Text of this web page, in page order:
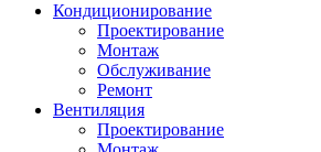
Кондиционирование
Проектирование
Монтаж
Обслуживание
Ремонт
Вентиляция
Проектирование